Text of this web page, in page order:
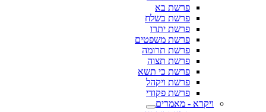
פרשת בא
פרשת בשלח
פרשת יתרו
פרשת משפטים
פרשת תרומה
פרשת תצוה
פרשת כי תשא
פרשת ויקהל
פרשת פקודי
ויקרא - מאמרים